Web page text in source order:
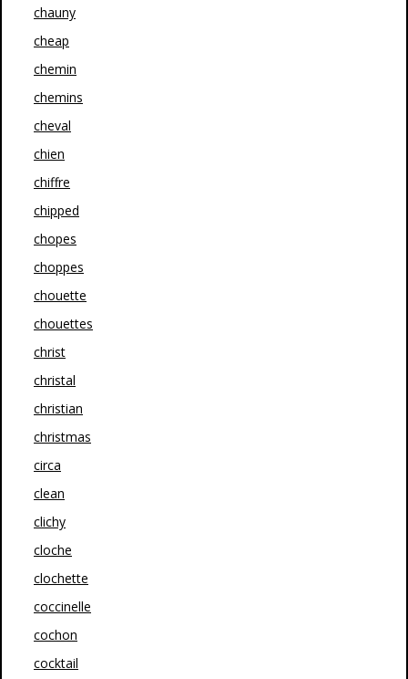
chauny
cheap
chemin
chemins
cheval
chien
chiffre
chipped
chopes
choppes
chouette
chouettes
christ
christal
christian
christmas
circa
clean
clichy
cloche
clochette
coccinelle
cochon
cocktail